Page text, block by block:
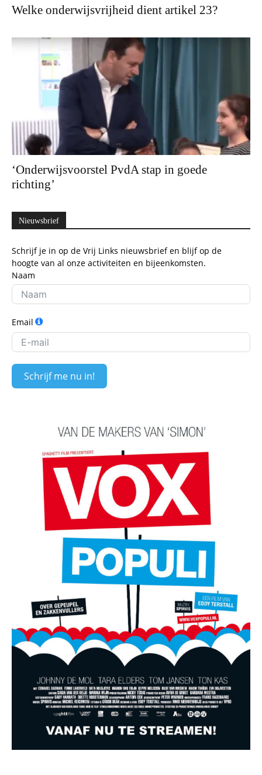
Welke onderwijsvrijheid dient artikel 23?
‘Onderwijsvoorstel PvdA stap in goede
richting’
Nieuwsbrief
Schrijf je in op de Vrij Links nieuwsbrief en blijf op de
hoogte van al onze activiteiten en bijeenkomsten.
Naam
Email
Schrijf me nu in!